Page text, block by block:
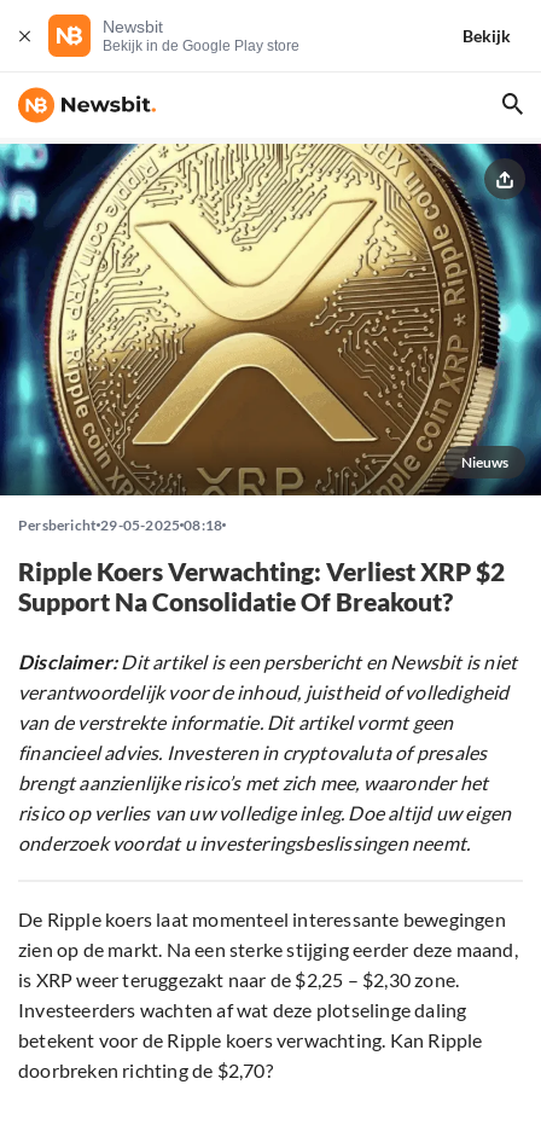
Newsbit
Bekijk in de Google Play store
Bekijk
Nieuws
Persbericht 29-05-2025 08:18
Ripple Koers Verwachting: Verliest XRP $2
Support Na Consolidatie Of Breakout?
Disclaimer:Dit artikel is een persbericht en Newsbit is niet
verantwoordelijk voor de inhoud, juistheid of volledigheid
van de verstrekte informatie. Dit artikel vormt geen
financieel advies. Investeren in cryptovaluta of presales
brengt aanzienlijke risico’s met zich mee, waaronder het
risico op verlies van uw volledige inleg. Doe altijd uw eigen
onderzoek voordat u investeringsbeslissingen neemt.
De Ripple koers laat momenteel interessante bewegingen
zien op de markt. Na een sterke stijging eerder deze maand,
is XRP weer teruggezakt naar de $2,25 – $2,30 zone.
Investeerders wachten af wat deze plotselinge daling
betekent voor de Ripple koers verwachting. Kan Ripple
doorbreken richting de $2,70?